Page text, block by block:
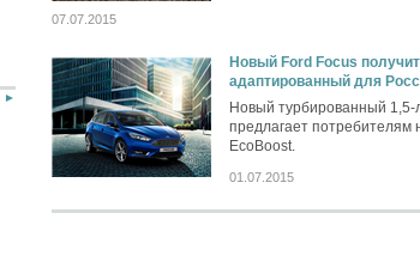
07.07.2015
Новый Ford Focus
адаптированный для
Новый турбированный 1,5-
предлагает
EcoBoost.
01.07.2015